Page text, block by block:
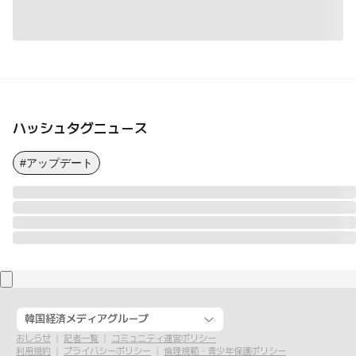
ハッシュタグニュース
#アップデート
韓国経済メディアグループ
おしらせ 記者一覧
コミュニティ運営ポリシー
利用規約
プライバシーポリシー 倫理規範・青少年保護ポリシー